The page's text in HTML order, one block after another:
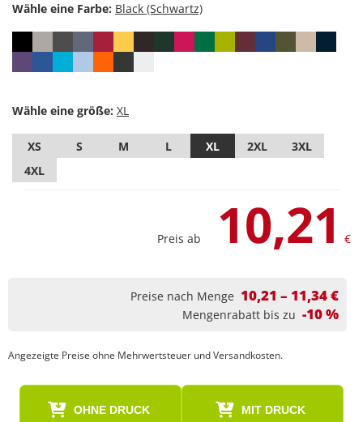
Wähle eine Farbe:
Wähle eine größe:
XS S M L XL 2XL
3XL
4XL
Preis ab 10,21 €
Preise nach Menge 10,21 – 11,34 €
Mengenrabatt bis zu -10 %
Angezeigte Preise ohne Mehrwertsteuer und Versandkosten.
OHNE DRUCK MIT DRUCK